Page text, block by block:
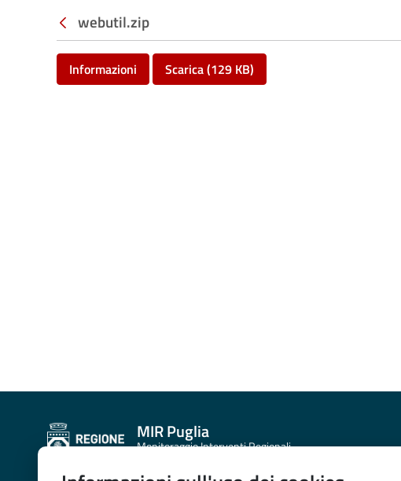
webutil.zip
Informazioni Scarica (129 KB)
MIR Puglia
Monitoraggio Interventi Regionali